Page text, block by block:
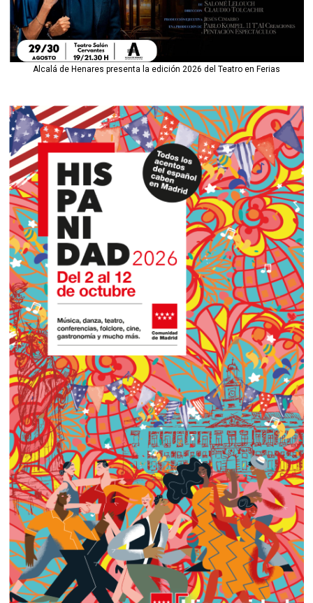
Alcalá de Henares presenta la edición 2026 del Teatro en Ferias